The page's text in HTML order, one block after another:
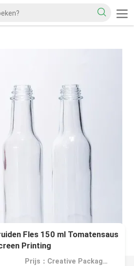
Fles 150 ml Tomatensaus
Printing
Prijs：Creative Package Group